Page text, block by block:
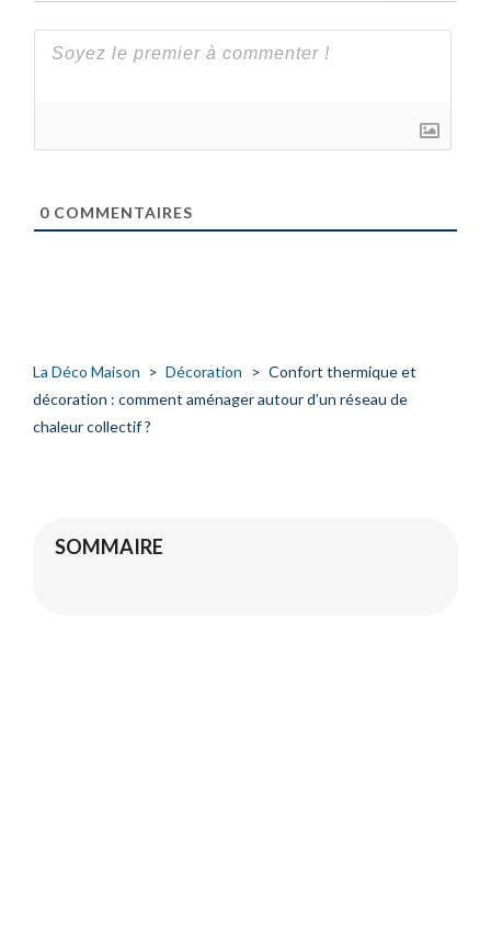
0 COMMENTAIRES
La Déco Maison > Décoration > Confort thermique et
décoration : comment aménager autour d’un réseau de
chaleur collectif ?
SOMMAIRE